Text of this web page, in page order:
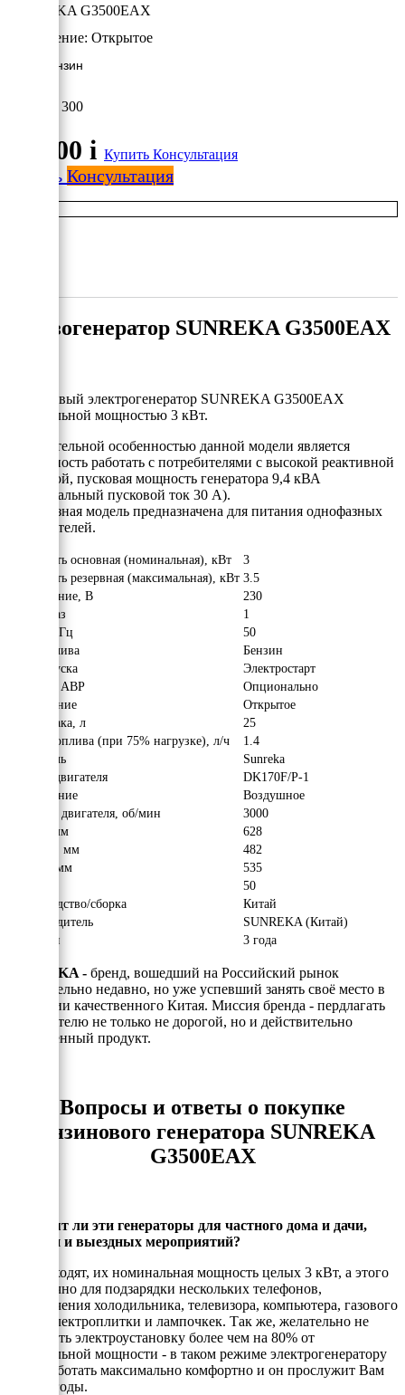
SUNREKA G3500EAX
Исполнение: Открытое
3 кВт/Бензин
45 300
45 300 i Купить Консультация
Купить Консультация
Бензогенератор SUNREKA G3500EAX
Бензиновый электрогенератор SUNREKA G3500EAX
номинальной мощностью 3 кВт.
Отличительной особенностью данной модели является
возможность работать с потребителями с высокой реактивной
нагрузкой, пусковая мощность генератора 9,4 кВА
(максимальный пусковой ток 30 А).
Однофазная модель предназначена для питания однофазных
потребителей.
Мощность основная (номинальная), кВт
3
Мощность резервная (максимальная), кВт 3.5
Напряжение, В
230
Число фаз
1
Частота, Гц
50
Вид топлива
Бензин
Тип запуска
Электростарт
Наличие АВР
Опционально
Исполнение
Открытое
Объём бака, л
25
Расход топлива (при 75% нагрузке), л/ч
1.4
Двигатель
Sunreka
Модель двигателя
DK170F/P-1
Охлаждение
Воздушное
Обороты двигателя, об/мин
3000
Длина, мм
628
Ширина, мм
482
Высота, мм
535
50
Производство/сборка
Китай
Производитель
SUNREKA (Китай)
Гарантия
3 года
SUNREKA - бренд, вошедший на Российский рынок
отностиельно недавно, но уже успевший занять своё место в
категории качественного Китая. Миссия бренда - пердлагать
потребителю не только не дорогой, но и действительно
качественный продукт.
Вопросы и ответы о покупке
бензинового генератора SUNREKA
G3500EAX
Подходят ли эти генераторы для частного дома и дачи,
стройки и выездных мероприятий?
Да, подходят, их номинальная мощность целых 3 кВт, а этого
достаточно для подзарядки нескольких телефонов,
подключения холодильника, телевизора, компьютера, газового
котла, электроплитки и лампочкек. Так же, желательно не
нагружать электроустановку более чем на 80% от
номинальной мощности - в таком режиме электрогенератору
будет работать максимально комфортно и он прослужит Вам
долгие годы.